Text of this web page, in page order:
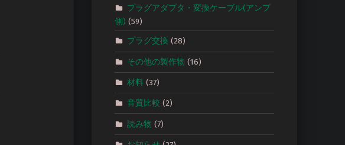
プラグアダプタ・変換ケーブル(アンプ
側) (59)
プラグ交換 (28)
その他の製作物 (16)
材料(37)
音質比較 (2)
読み物 (7)